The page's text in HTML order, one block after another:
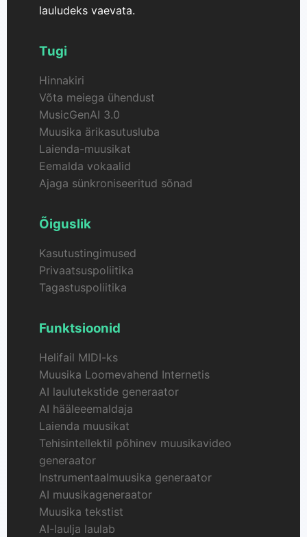
sisuloojatele ja kõigile, kes soovivad katsetada AI-
lauludeks vaevata.
Tugi
Hinnakiri
Võta meiega ühendust
MusicGenAI 3.0
Muusika ärikasutusluba
Laienda-muusikat
Eemalda vokaalid
Ajaga sünkroniseeritud sõnad
Õiguslik
Kasutustingimused
Privaatsuspoliitika
Tagastuspoliitika
Funktsioonid
Helifail MIDI-ks
Muusika Loomevahend Internetis
AI laulutekstide generaator
AI hääleeemaldaja
Laienda muusikat
Tehisintellektil põhinev muusikavideo
generaator
Instrumentaalmuusika generaator
AI muusikageneraator
Muusika tekstist
AI-laulja laulab